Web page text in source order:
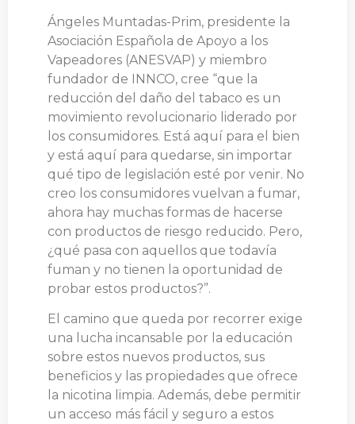
Ángeles Muntadas-Prim, presidente la
Asociación Española de Apoyo a los
Vapeadores (ANESVAP) y miembro
fundador de INNCO, cree “que la
reducción del daño del tabaco es un
movimiento revolucionario liderado por
los consumidores. Está aquí para el bien
y está aquí para quedarse, sin importar
qué tipo de legislación esté por venir. No
creo los consumidores vuelvan a fumar,
ahora hay muchas formas de hacerse
con productos de riesgo reducido. Pero,
¿qué pasa con aquellos que todavía
fuman y no tienen la oportunidad de
probar estos productos?”.
El camino que queda por recorrer exige
una lucha incansable por la educación
sobre estos nuevos productos, sus
beneficios y las propiedades que ofrece
la nicotina limpia. Además, debe permitir
un acceso más fácil y seguro a estos